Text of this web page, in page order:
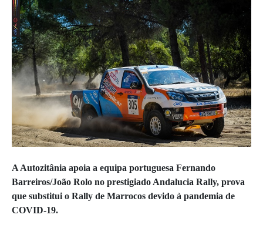
A Autozitânia apoia a equipa portuguesa Fernando
Barreiros/João Rolo no prestigiado Andalucia Rally, prova
que substitui o Rally de Marrocos devido à pandemia de
COVID-19.